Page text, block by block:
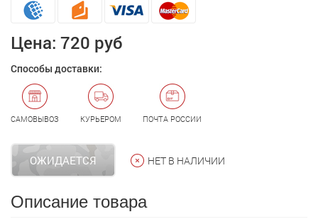
Цена: 720 руб
Способы доставки:
САМОВЫВОЗ КУРЬЕРОМ ПОЧТА РОССИИ
ОЖИДАЕТСЯ НЕТ В НАЛИЧИИ
Описание товара